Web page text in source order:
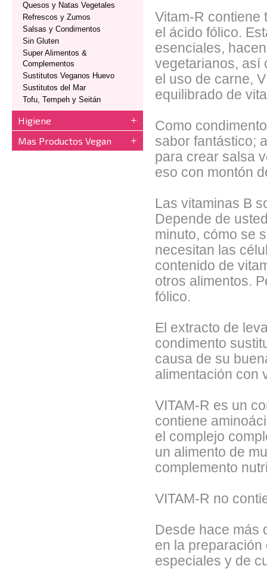
Quesos y Natas Vegetales
Refrescos y Zumos
Salsas y Condimentos
Sin Gluten
Super Alimentos &
Complementos
Sustitutos Veganos Huevo
Sustitutos del Mar
Tofu, Tempeh y Seitán
Higiene
Mas Productos Vegan
Vitam-R contiene
el ácido fólico.
esenciales,
vegetarianos, así
el uso de carne,
equilibrado de
Como
sabor fantástico;
para crear salsa
eso con montón
Las vitaminas B
Depende de
minuto, cómo se
necesitan las
contenido de
otros alimentos.
fólico.
El extracto de
condimento
causa de su
alimentación con
VITAM-R es un
contiene
el complejo
un alimento de
complemento
VITAM-R no
Desde hace más
en la
especiales y de